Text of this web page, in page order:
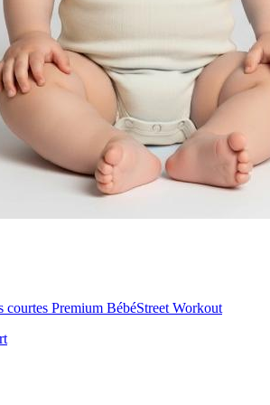
courtes Premium BébéStreet Workout